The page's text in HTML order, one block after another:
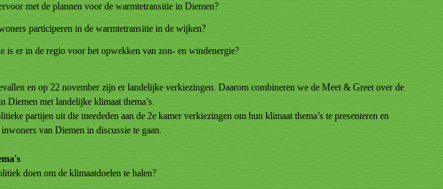
met de plannen voor de warmtetransitie in Diemen?
participeren in de warmtetransitie in de wijken?
is er in de regio voor het opwekken van zon- en windenergie?
en op 22 november zijn er landelijke verkiezingen. Daarom combineren we de Meet & Greet over de
Diemen met landelijke klimaat thema’s.
partijen uit die meededen aan de 2e kamer verkiezingen om hun klimaat thema’s te presenteren en
van Diemen in discussie te gaan.
doen om de klimaatdoelen te halen?